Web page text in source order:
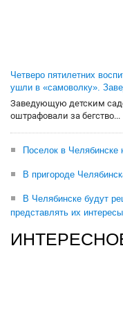
Четверо пятилетних
ушли в «самоволку».
Заведующую детским
оштрафовали за бегство...
Поселок в Челябинске
В пригороде
В Челябинске будут
представлять их